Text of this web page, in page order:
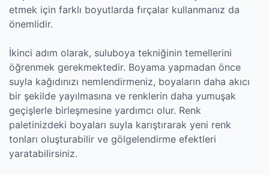
etmek için farklı boyutlarda fırçalar kullanmanız da
önemlidir.
İkinci adım olarak, suluboya tekniğinin temellerini
öğrenmek gerekmektedir. Boyama yapmadan önce
suyla kağıdınızı nemlendirmeniz, boyaların daha akıcı
bir şekilde yayılmasına ve renklerin daha yumuşak
geçişlerle birleşmesine yardımcı olur. Renk
paletinizdeki boyaları suyla karıştırarak yeni renk
tonları oluşturabilir ve gölgelendirme efektleri
yaratabilirsiniz.